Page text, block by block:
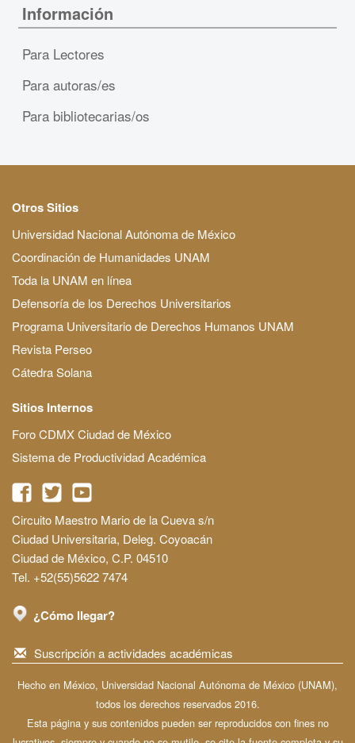
Información
Para Lectores
Para autoras/es
Para bibliotecarias/os
Otros Sitios
Universidad Nacional Autónoma de México
Coordinación de Humanidades UNAM
Toda la UNAM en línea
Defensoría de los Derechos Universitarios
Programa Universitario de Derechos Humanos UNAM
Revista Perseo
Cátedra Solana
Sitios Internos
Foro CDMX Ciudad de México
Sistema de Productividad Académica
Circuito Maestro Mario de la Cueva s/n
Ciudad Universitaria, Deleg. Coyoacán
Ciudad de México, C.P. 04510
Tel. +52(55)5622 7474
¿Cómo llegar?
Suscripción a actividades académicas
Hecho en México, Universidad Nacional Autónoma de México (UNAM),
todos los derechos reservados 2016.
Esta página y sus contenidos pueden ser reproducidos con fines no